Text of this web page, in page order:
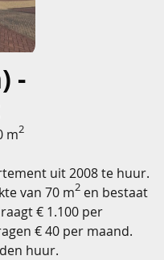
-
m2
uit 2008 te huur.
van 70 m2 en bestaat
€ 1.100 per
€ 40 per maand.
huur.